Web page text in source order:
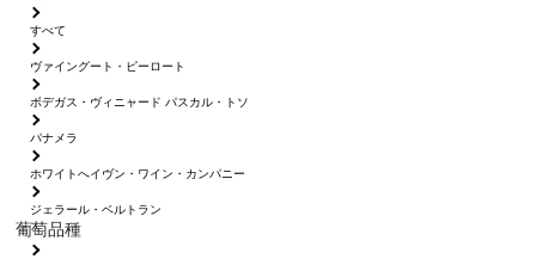
すべて
ヴァイングート・ピーロート
ボデガス・ヴィニャード パスカル・トソ
パナメラ
ホワイトへイヴン・ワイン・カンパニー
ジェラール・ベルトラン
葡萄品種